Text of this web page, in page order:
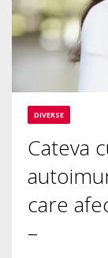
DIVERSE
Cateva
care
–